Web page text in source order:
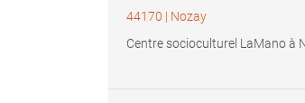
44170 | Nozay
Centre socioculturel LaMano à